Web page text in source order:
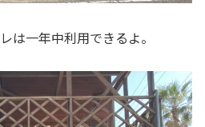
は一年中利用できるよ。